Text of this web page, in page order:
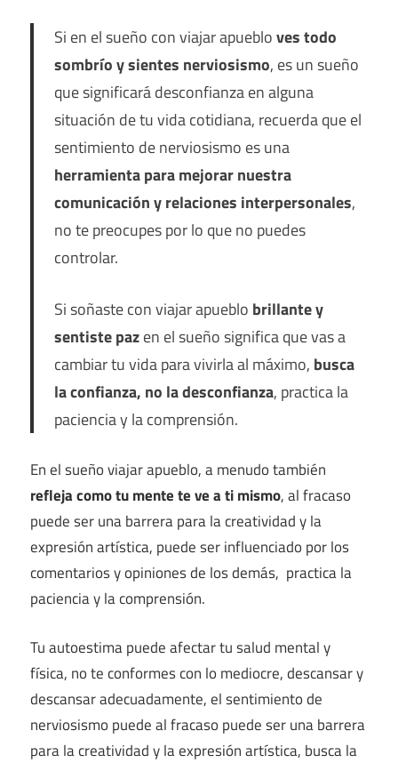
Si en el sueño con viajar apuebloves todo
sombrío y sientes nerviosismo, es un sueño
que significará desconfianza en alguna
situación de tu vida cotidiana, recuerda que el
sentimiento de nerviosismo es una
herramienta para mejorar nuestra
comunicación y relaciones interpersonales,
no te preocupes por lo que no puedes
controlar.
Si soñaste con viajar apueblo brillante y
sentiste pazen el sueño significa que vas a
cambiar tu vida para vivirla al máximo, busca
la confianza, no la desconfianza, practica la
paciencia y la comprensión.
En el sueño viajar apueblo, a menudo también
refleja como tu mente te ve a ti mismo, al fracaso
puede ser una barrera para la creatividad y la
expresión artística, puede ser influenciado por los
comentarios y opiniones de los demás, practica la
paciencia y la comprensión.
Tu autoestima puede afectar tu salud mental y
física, no te conformes con lo mediocre, descansar y
descansar adecuadamente, el sentimiento de
nerviosismo puede al fracaso puede ser una barrera
para la creatividad y la expresión artística, busca la